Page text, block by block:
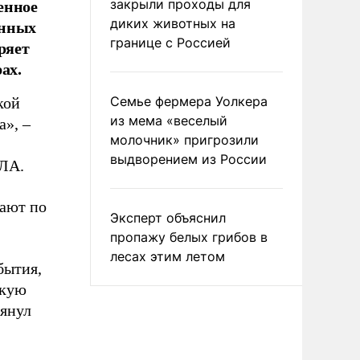
–
по
закрыли проходы для
диких животных на
границе с Россией
Семье фермера Уолкера
из мема «веселый
молочник» пригрозили
выдворением из России
Эксперт объяснил
пропажу белых грибов в
лесах этим летом